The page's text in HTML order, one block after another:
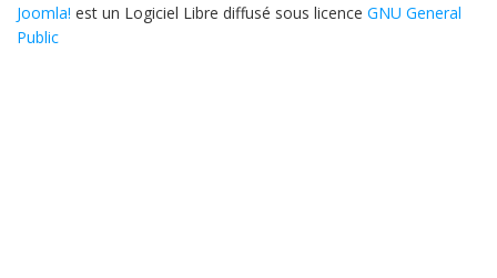
Joomla! est un Logiciel Libre diffusé sous licence GNU General
Public